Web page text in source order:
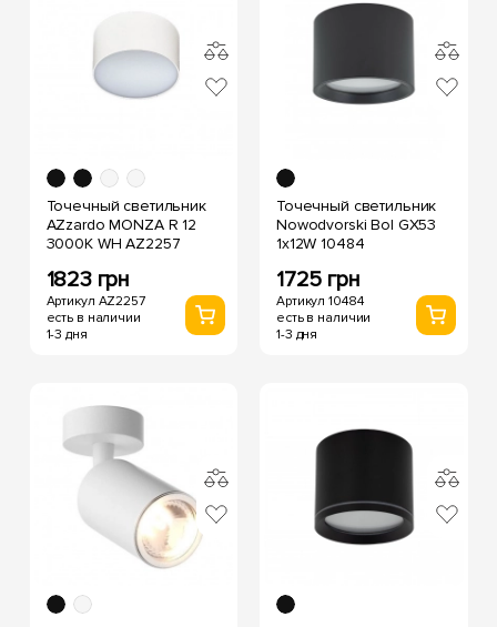
Точечный светильник
AZzardo MONZA R 12
3000K WH AZ2257
1823 грн
Артикул AZ2257
есть в наличии
1-3 дня
Точечный светильник
Nowodvorski Bol GX53
1x12W 10484
1725 грн
Артикул 10484
есть в наличии
1-3 дня